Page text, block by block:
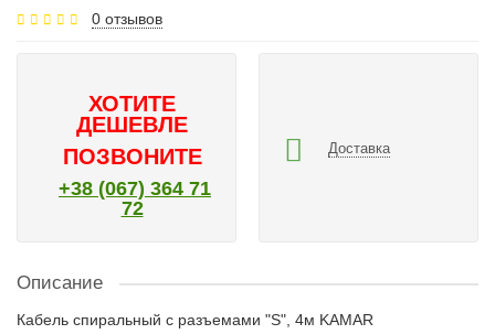
0 отзывов
ХОТИТЕ
ДЕШЕВЛЕ
ПОЗВОНИТЕ
+38 (067) 364 71
72
Доставка
Описание
Кабель спиральный с разъемами "S", 4м KAMAR